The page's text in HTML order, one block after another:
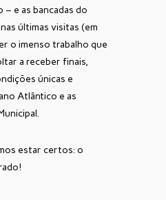
– e as bancadas do
últimas visitas (em
o imenso trabalho que
a receber finais,
únicas e
Atlântico e as
estar certos: o